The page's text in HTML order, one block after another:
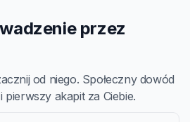
przez
od niego. Społeczny dowód
pierwszy akapit za Ciebie.